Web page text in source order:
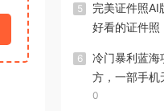
5
完美证件照AI
好看的证件照
6
冷门暴利蓝海
方，一部手机
0